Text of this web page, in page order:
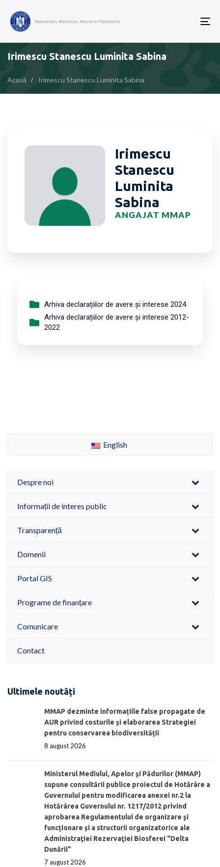
Irimescu Stanescu Luminita Sabina
Acasă Irimescu Stanescu Luminita Sabina
Irimescu
Stanescu
Luminita
Sabina
ANGAJAT MMAP
Arhiva declarațiilor de avere și interese 2024
Arhiva declarațiilor de avere și interese 2012-
2022
English
Despre noi
Informații de interes public
Transparență
Domenii
Portal GIS
Programe de finanțare
Comunicare
Contact
Ultimele noutăți
MMAP dezminte informațiile false propagate de
AUR privind costurile și elaborarea Strategiei
pentru conservarea biodiversității
8 august 2026
Ministerul Mediului, Apelor şi Pădurilor (MMAP)
supune consultării publice proiectul de Hotărâre a
Guvernului pentru modificarea anexei nr.2 la
Hotărârea Guvernului nr. 1217/2012 privind
aprobarea Regulamentului de organizare şi
funcționare și a structurii organizatorice ale
Administraţiei Rezervaţiei Biosferei “Delta
Dunării”
7 august 2026